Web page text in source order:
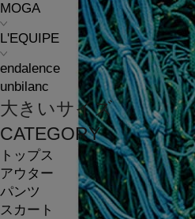
MOGA
L'EQUIPE
endalence
unbilanc
大きいサイズ
CATEGORY
トップス
アウター
パンツ
スカート